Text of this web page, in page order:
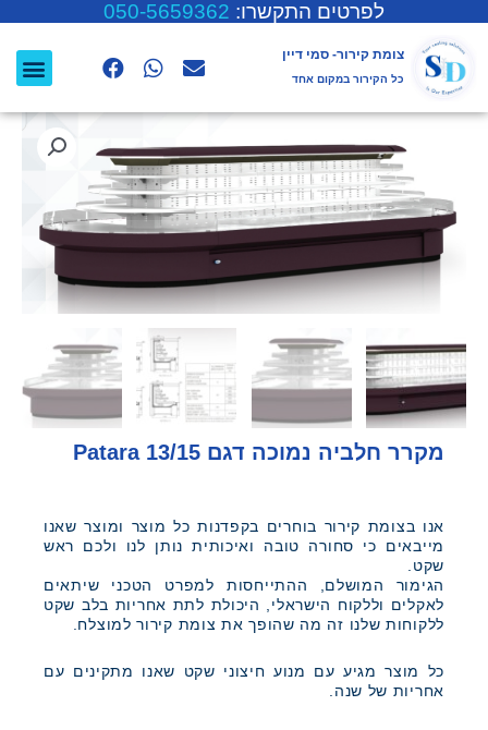
לפרטים התקשרו: 050-5659362
צומת קירור- סמי דיין
כל הקירור במקום אחד
מקרר חלביה נמוכה דגם Patara 13/15
אנו בצומת קירור בוחרים בקפדנות כל מוצר ומוצר שאנו
מייבאים כי סחורה טובה ואיכותית נותן לנו ולכם ראש
שקט.
הגימור המושלם, ההתייחסות למפרט הטכני שיתאים
לאקלים וללקוח הישראלי, היכולת לתת אחריות בלב שקט
ללקוחות שלנו זה מה שהופך את צומת קירור למוצלח.
כל מוצר מגיע עם מנוע חיצוני שקט שאנו מתקינים עם
אחריות של שנה.